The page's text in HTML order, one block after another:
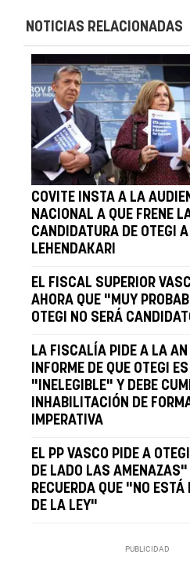
NOTICIAS RELACIONADAS
COVITE INSTA A LA
NACIONAL A QUE FRENE
CANDIDATURA DE OTEGI A
LEHENDAKARI
EL FISCAL SUPERIOR
AHORA QUE "MUY
OTEGI NO SERÁ
LA FISCALÍA PIDE A LA AN
INFORME DE QUE OTEGI ES
"INELEGIBLE" Y DEBE
INHABILITACIÓN DE
IMPERATIVA
EL PP VASCO PIDE A
DE LADO LAS AMENAZAS"
RECUERDA QUE "NO ESTÁ
DE LA LEY"